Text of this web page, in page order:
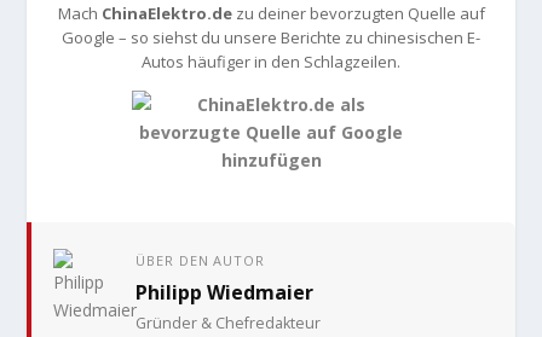
Mach ChinaElektro.dezu deiner bevorzugten Quelle auf
Google – so siehst du unsere Berichte zu chinesischen E-
Autos häufiger in den Schlagzeilen.
ÜBER DEN AUTOR
Philipp Wiedmaier
Gründer & Chefredakteur